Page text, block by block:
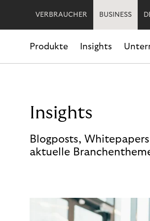
VERBRAUCHER BUSINESS
Produkte Insights
Insights
Blogposts,
aktuelle